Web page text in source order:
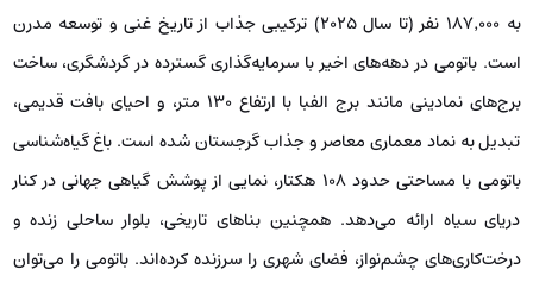
به ۱۸۷٬۰۰۰ نفر (تا سال ۲۰۲۵) ترکیبی جذاب از تاریخ غنی و توسعه مدرن
است. باتومی در دهه‌های اخیر با سرمایه‌گذاری گسترده در گردشگری، ساخت
برج‌های نمادینی مانند برج الفبا با ارتفاع ۱۳۰ متر، و احیای بافت قدیمی،
تبدیل به نماد معماری معاصر و جذاب گرجستان شده است. باغ گیاه‌شناسی
باتومی با مساحتی حدود ۱۰۸ هکتار، نمایی از پوشش گیاهی جهانی در کنار
دریای سیاه ارائه می‌دهد. همچنین بناهای تاریخی، بلوار ساحلی زنده و
درخت‌کاری‌های چشم‌نواز، فضای شهری را سرزنده کرده‌اند. باتومی را می‌توان